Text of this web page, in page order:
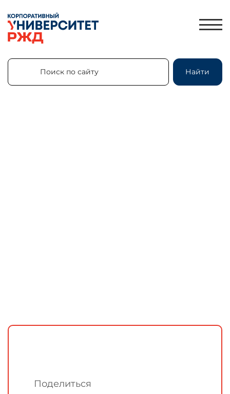
Сведения об образовательной
Поиск по сайту Найти
Поделиться